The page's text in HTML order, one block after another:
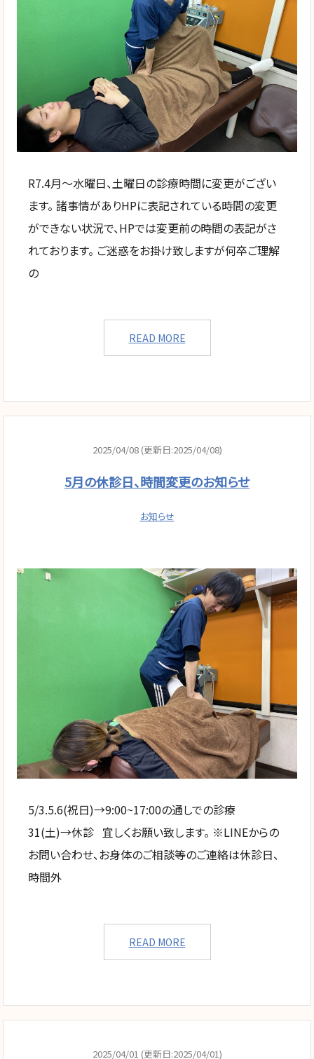
R7.4月〜水曜日、土曜日の診療時間に変更がござい
ます。 諸事情がありHPに表記されている時間の変更
ができない状況で、HPでは変更前の時間の表記がさ
れております。 ご迷惑をお掛け致しますが何卒ご理解
の
READ MORE
2025/04/08 (更新日:2025/04/08)
5月の休診日、時間変更のお知らせ
お知らせ
5/3.5.6(祝日)→9:00~17:00の通しでの診療
31(土)→休診 宜しくお願い致します。 ※LINEからの
お問い合わせ、お身体のご相談等のご連絡は休診日、
時間外
READ MORE
2025/04/01 (更新日:2025/04/01)